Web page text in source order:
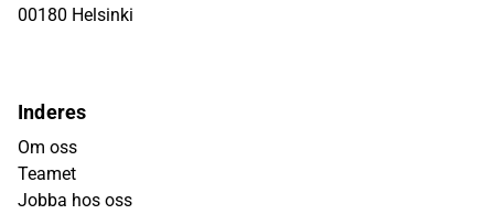
00180 Helsinki
Inderes
Om oss
Teamet
Jobba hos oss